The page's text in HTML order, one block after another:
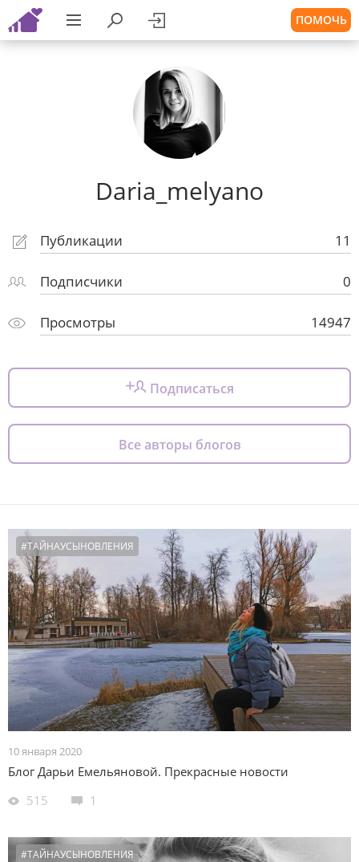
ПОМОЧЬ
Daria_melyano
Публикации 11
Подписчики 0
Просмотры 14947
Подписаться
Все авторы блогов
#ТАЙНАУСЫНОВЛЕНИЯ
10 января 2020
Блог Дарьи Емельяновой. Прекрасные новости
515
1
#ТАЙНАУСЫНОВЛЕНИЯ